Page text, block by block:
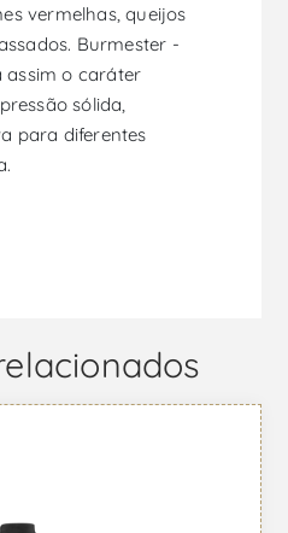
vermelhas, queijos
Burmester -
assim o caráter
sólida,
para diferentes